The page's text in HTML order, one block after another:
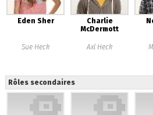
Eden Sher
Sue Heck
Charlie
McDermott
Axl Heck
Rôles secondaires